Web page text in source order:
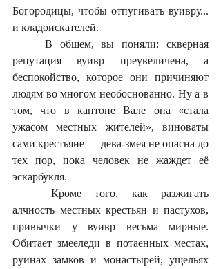
Богородицы, чтобы отпугивать вуивру...
и кладоискателей.
репутация вуивр преувеличена, а
беспокойство, которое они причиняют
людям во многом необоснованно. Ну а в
том, что в кантоне Вале она «стала
ужасом местных жителей», виноваты
сами крестьяне — дева-змея не опасна до
тех пор, пока человек не жаждет её
эскарбукля.
алчность местных крестьян и пастухов,
привычки у вуивр весьма мирные.
Обитает змееледи в потаенных местах,
руинах замков и монастырей, ущельях